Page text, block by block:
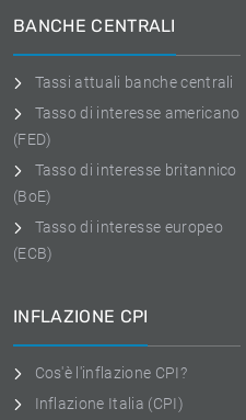
BANCHE CENTRALI
Tassi attuali banche centrali
Tasso di interesse americano
(FED)
Tasso di interesse britannico
(BoE)
Tasso di interesse europeo
(ECB)
INFLAZIONE CPI
Cos'è l'inflazione CPI?
Inflazione Italia (CPI)